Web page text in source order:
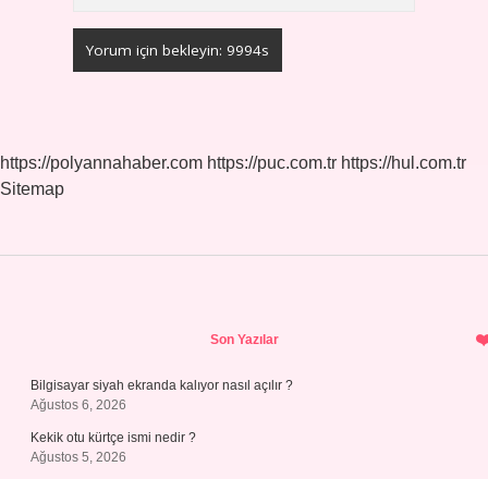
https://polyannahaber.com https://puc.com.tr https://hul.com.tr
Sitemap
Son Yazılar
Bilgisayar siyah ekranda kalıyor nasıl açılır ?
Ağustos 6, 2026
Kekik otu kürtçe ismi nedir ?
Ağustos 5, 2026